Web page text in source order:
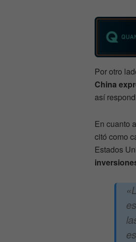
Por otro
China
así
En cuanto
citó como
Estados